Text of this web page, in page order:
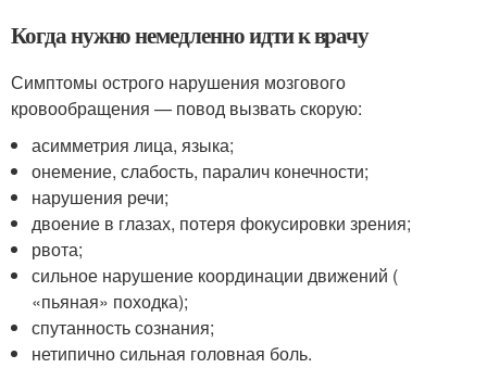
Когда нужно немедленно идти к врачу
Симптомы острого нарушения мозгового
кровообращения — повод вызвать скорую:
асимметрия лица, языка;
онемение, слабость, паралич конечности;
нарушения речи;
двоение в глазах, потеря фокусировки зрения;
рвота;
сильное нарушение координации движений (
«пьяная» походка);
спутанность сознания;
нетипично сильная головная боль.